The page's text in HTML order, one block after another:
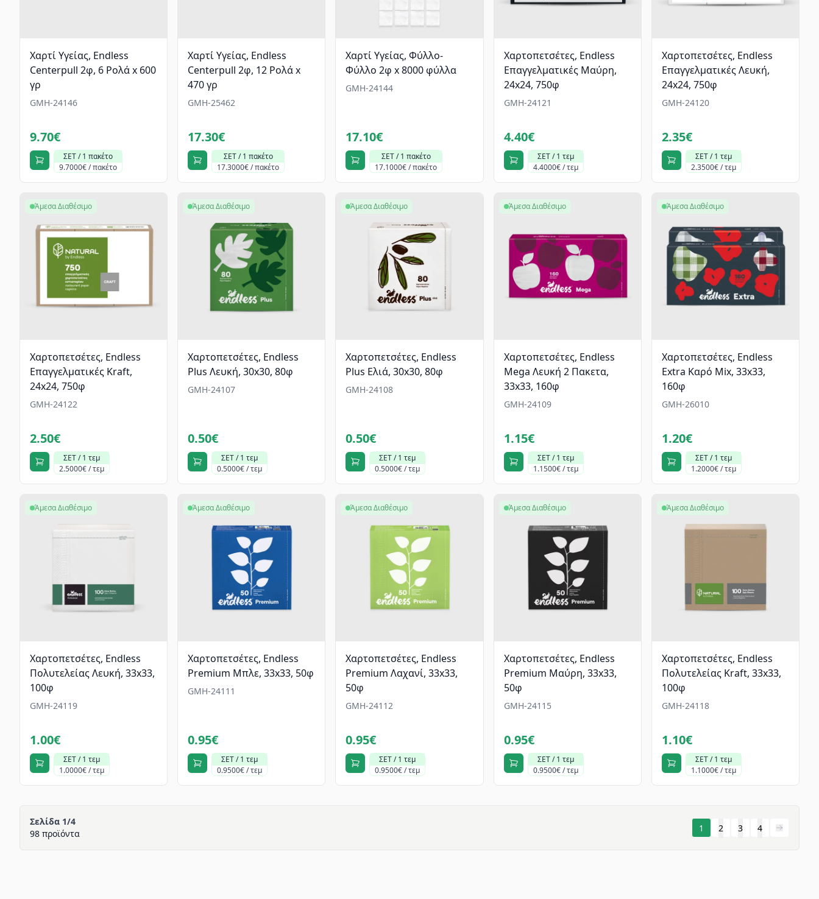
Χαρτί Υγείας, Endless
Centerpull 2φ, 6 Ρολά x 600
γρ
GMH-24146
9.70€
ΣΕΤ / 1 πακέτο
9.7000€ / πακέτο
Χαρτί Υγείας, Endless
Centerpull 2φ, 12 Ρολά x
470 γρ
GMH-25462
17.30€
ΣΕΤ / 1 πακέτο
17.3000€ / πακέτο
Χαρτί Υγείας, Φύλλο-
Φύλλο 2φ x 8000 φύλλα
GMH-24144
17.10€
ΣΕΤ / 1 πακέτο
17.1000€ / πακέτο
Χαρτοπετσέτες, Endless
Επαγγελματικές Μαύρη,
24x24, 750φ
GMH-24121
4.40€
ΣΕΤ / 1 τεμ
4.4000€ / τεμ
Χαρτοπετσέτες, Endless
Επαγγελματικές Λευκή,
24x24, 750φ
GMH-24120
2.35€
ΣΕΤ / 1 τεμ
2.3500€ / τεμ
Χαρτοπετσέτες, Endless
Επαγγελματικές Kraft,
24x24, 750φ
GMH-24122
2.50€
ΣΕΤ / 1 τεμ
2.5000€ / τεμ
Άμεσα Διαθέσιμο
Χαρτοπετσέτες, Endless
Plus Λευκή, 30x30, 80φ
GMH-24107
0.50€
ΣΕΤ / 1 τεμ
0.5000€ / τεμ
Άμεσα Διαθέσιμο
Χαρτοπετσέτες, Endless
Plus Ελιά, 30x30, 80φ
GMH-24108
0.50€
ΣΕΤ / 1 τεμ
0.5000€ / τεμ
Άμεσα Διαθέσιμο
Χαρτοπετσέτες, Endless
Mega Λευκή 2 Πακετα,
33x33, 160φ
GMH-24109
1.15€
ΣΕΤ / 1 τεμ
1.1500€ / τεμ
Άμεσα Διαθέσιμο
Χαρτοπετσέτες, Endless
Εxtra Καρό Mix, 33x33,
160φ
GMH-26010
1.20€
ΣΕΤ / 1 τεμ
1.2000€ / τεμ
Άμεσα Διαθέσιμο
Χαρτοπετσέτες, Endless
Πολυτελείας Λευκή, 33x33,
100φ
GMH-24119
1.00€
ΣΕΤ / 1 τεμ
1.0000€ / τεμ
Άμεσα Διαθέσιμο
Χαρτοπετσέτες, Endless
Premium Μπλε, 33x33, 50φ
GMH-24111
0.95€
ΣΕΤ / 1 τεμ
0.9500€ / τεμ
Άμεσα Διαθέσιμο
Χαρτοπετσέτες, Endless
Premium Λαχανί, 33x33,
50φ
GMH-24112
0.95€
ΣΕΤ / 1 τεμ
0.9500€ / τεμ
Άμεσα Διαθέσιμο
Χαρτοπετσέτες, Endless
Premium Μαύρη, 33x33,
50φ
GMH-24115
0.95€
ΣΕΤ / 1 τεμ
0.9500€ / τεμ
Άμεσα Διαθέσιμο
Χαρτοπετσέτες, Endless
Πολυτελείας Kraft, 33x33,
100φ
GMH-24118
1.10€
ΣΕΤ / 1 τεμ
1.1000€ / τεμ
Άμεσα Διαθέσιμο
Σελίδα 1/4
98 προϊόντα
1 2 3 4